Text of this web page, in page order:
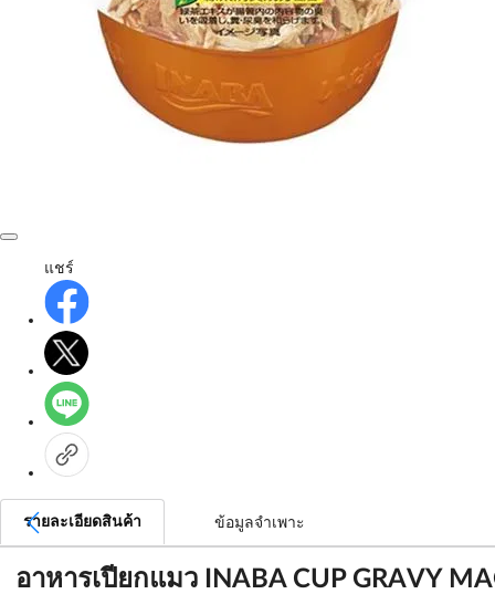
แชร์
รายละเอียดสินค้า ข้อมูลจำเพาะ
อาหารเปียกแมว INABA CUP GRAVY